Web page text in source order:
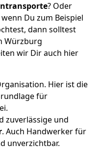
? Oder
wenn Du zum Beispiel
dann solltest
Würzburg
wir Dir auch hier
Hier ist die
für
zuverlässige und
. Auch Handwerker für
unverzichtbar.